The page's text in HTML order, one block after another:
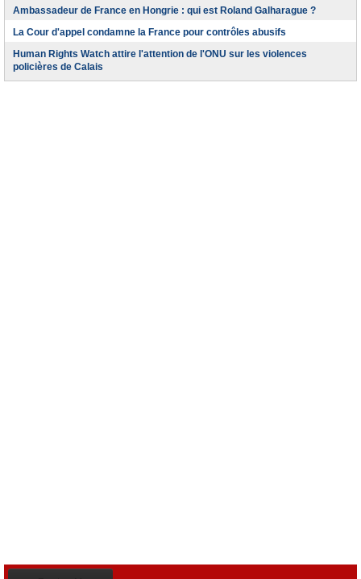
Ambassadeur de France en Hongrie : qui est Roland Galharague ?
La Cour d'appel condamne la France pour contrôles abusifs
Human Rights Watch attire l'attention de l'ONU sur les violences
policières de Calais